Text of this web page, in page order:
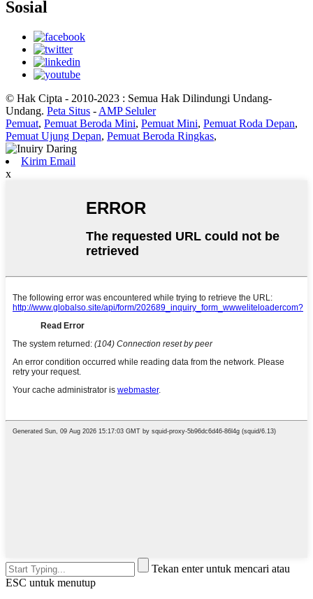
Sosial
© Hak Cipta - 2010-2023 : Semua Hak Dilindungi Undang-
Undang. Peta Situs - AMP Seluler
Pemuat, Pemuat Beroda Mini, Pemuat Mini, Pemuat Roda Depan,
Pemuat Ujung Depan, Pemuat Beroda Ringkas,
Kirim Email
x
Tekan enter untuk mencari atau
ESC untuk menutup